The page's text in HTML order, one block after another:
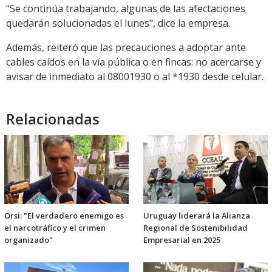
"Se continúa trabajando, algunas de las afectaciones
quedarán solucionadas el lunes", dice la empresa.
Además, reiteró que las precauciones a adoptar ante
cables caídos en la vía pública o en fincas: no acercarse y
avisar de inmediato al 08001930 o al *1930 desde celular.
Relacionadas
Orsi: "El verdadero enemigo es
el narcotráfico y el crimen
organizado"
Uruguay liderará la Alianza
Regional de Sostenibilidad
Empresarial en 2025